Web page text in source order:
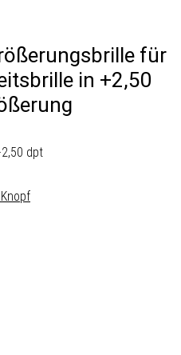
für
in +2,50
dpt